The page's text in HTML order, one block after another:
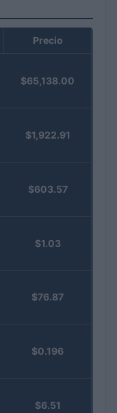
Precio
$65,138.00
$1,922.91
$603.57
$1.03
$76.87
$0.196
$6.51